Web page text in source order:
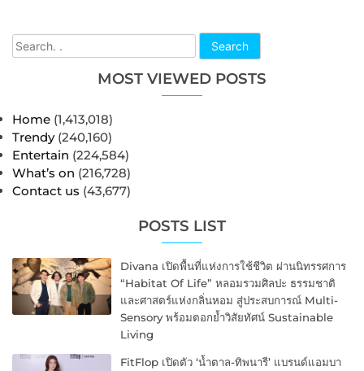
Search
MOST VIEWED POSTS
Home (1,413,018)
Trendy (240,160)
Entertain (224,584)
What’s on (216,728)
Contact us (43,677)
POSTS LIST
Divana เปิดพื้นที่แห่งการใช้ชีวิต ผ่านนิทรรศการ
“Habitat Of Life” หลอมรวมศิลปะ ธรรมชาติ
และศาสตร์แห่งกลิ่นหอม สู่ประสบการณ์ Multi-
Sensory พร้อมตอกย้ำวิสัยทัศน์ Sustainable
Living
FitFlop เปิดตัว ‘น้ำตาล-ทิพนารี’ แบรนด์แอมบา